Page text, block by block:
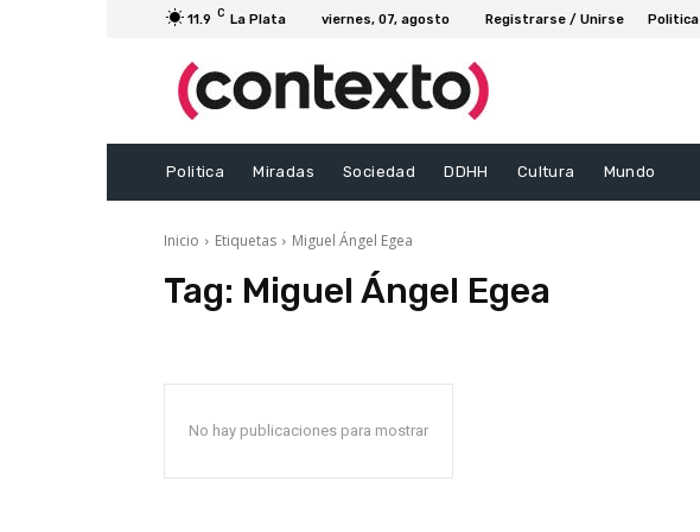
11.9 C La Plata viernes, 07, agosto Registrarse / Unirse Politica
Politica Miradas Sociedad DDHH Cultura Mundo
Inicio Etiquetas Miguel Ángel Egea
Tag: Miguel Ángel Egea
No hay publicaciones para mostrar